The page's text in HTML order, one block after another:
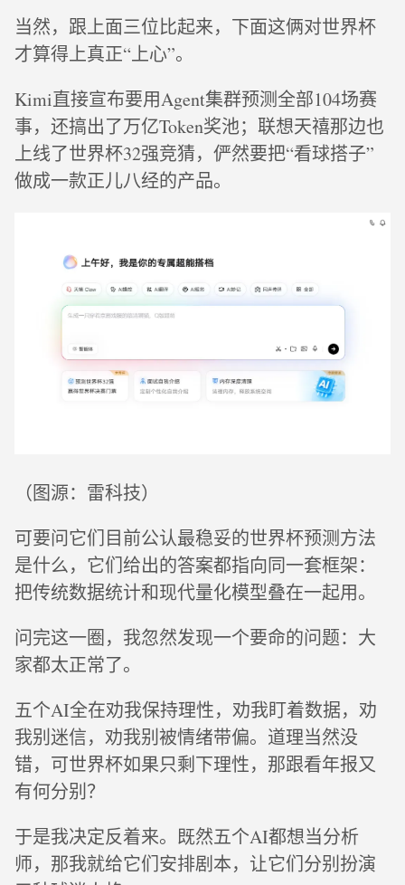
当然，跟上面三位比起来，下面这俩对世界杯
才算得上真正“上心”。
Kimi直接宣布要用Agent集群预测全部104场赛
事，还搞出了万亿Token奖池；联想天禧那边也
上线了世界杯32强竞猜，俨然要把“看球搭子”
做成一款正儿八经的产品。
（图源：雷科技）
可要问它们目前公认最稳妥的世界杯预测方法
是什么，它们给出的答案都指向同一套框架：
把传统数据统计和现代量化模型叠在一起用。
问完这一圈，我忽然发现一个要命的问题：大
家都太正常了。
五个AI全在劝我保持理性，劝我盯着数据，劝
我别迷信，劝我别被情绪带偏。道理当然没
错，可世界杯如果只剩下理性，那跟看年报又
有何分别？
于是我决定反着来。既然五个AI都想当分析
师，那我就给它们安排剧本，让它们分别扮演